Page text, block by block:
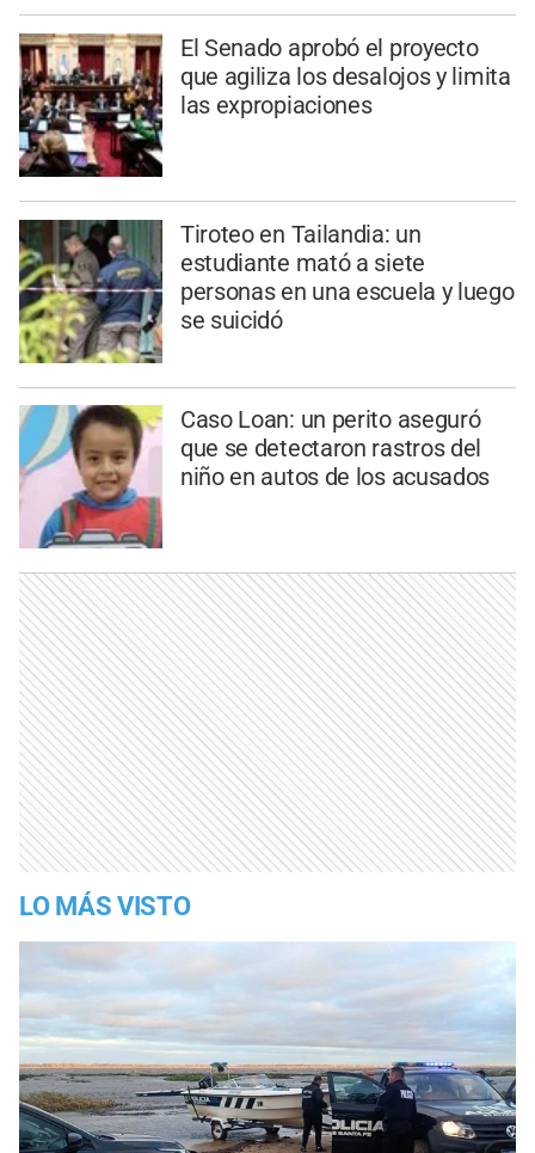
El Senado aprobó el proyecto
que agiliza los desalojos y limita
las expropiaciones
Tiroteo en Tailandia: un
estudiante mató a siete
personas en una escuela y luego
se suicidó
Caso Loan: un perito aseguró
que se detectaron rastros del
niño en autos de los acusados
LO MÁS VISTO